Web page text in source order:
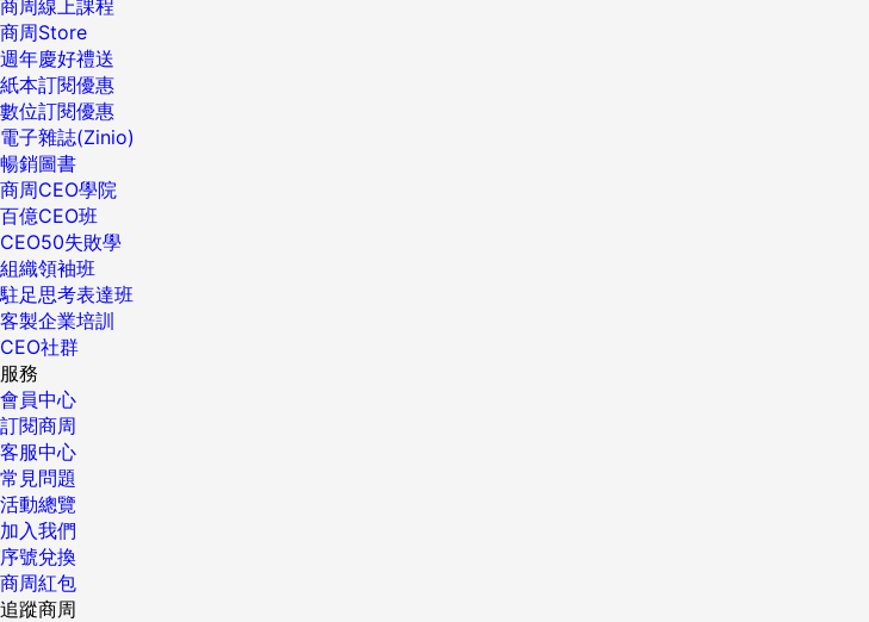
商周線上課程
商周Store
週年慶好禮送
紙本訂閱優惠
數位訂閱優惠
電子雜誌(Zinio)
暢銷圖書
商周CEO學院
百億CEO班
CEO50失敗學
組織領袖班
駐足思考表達班
客製企業培訓
CEO社群
服務
會員中心
訂閱商周
客服中心
常見問題
活動總覽
加入我們
序號兌換
商周紅包
追蹤商周